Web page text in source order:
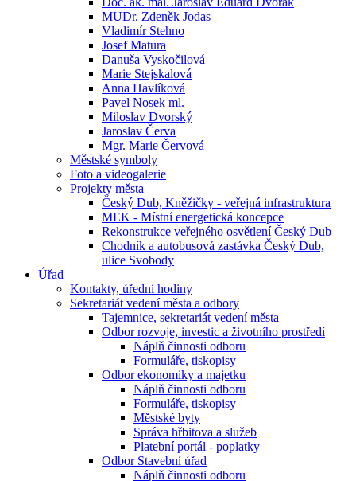
MUDr. Zdeněk Jodas
Vladimír Stehno
Josef Matura
Danuša Vyskočilová
Marie Stejskalová
Anna Havlíková
Pavel Nosek ml.
Miloslav Dvorský
Jaroslav Červa
Mgr. Marie Červová
Městské symboly
Foto a videogalerie
Projekty města
Český Dub, Kněžičky - veřejná infrastruktura
MEK - Místní energetická koncepce
Rekonstrukce veřejného osvětlení Český Dub
Chodník a autobusová zastávka Český Dub,
ulice Svobody
Úřad
Kontakty, úřední hodiny
Sekretariát vedení města a odbory
Tajemnice, sekretariát vedení města
Odbor rozvoje, investic a životního prostředí
Náplň činnosti odboru
Formuláře, tiskopisy
Odbor ekonomiky a majetku
Náplň činnosti odboru
Formuláře, tiskopisy
Městské byty
Správa hřbitova a služeb
Platební portál - poplatky
Odbor Stavební úřad
Náplň činnosti odboru